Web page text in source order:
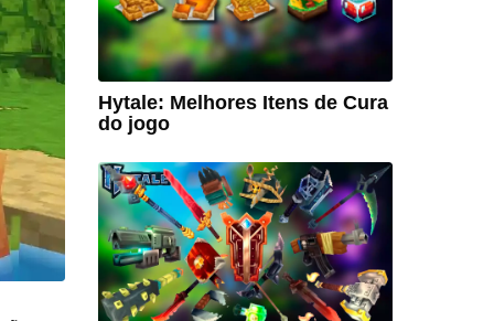
Hytale: Melhores Itens de Cura
do jogo